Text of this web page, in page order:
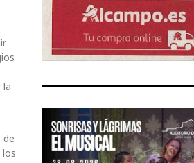
la
de
los